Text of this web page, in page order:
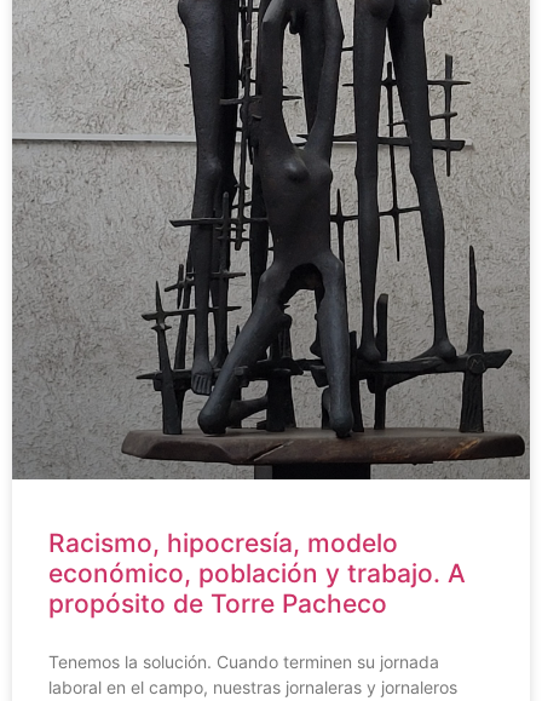
Racismo, hipocresía, modelo
económico, población y trabajo. A
propósito de Torre Pacheco
Tenemos la solución. Cuando terminen su jornada
laboral en el campo, nuestras jornaleras y jornaleros